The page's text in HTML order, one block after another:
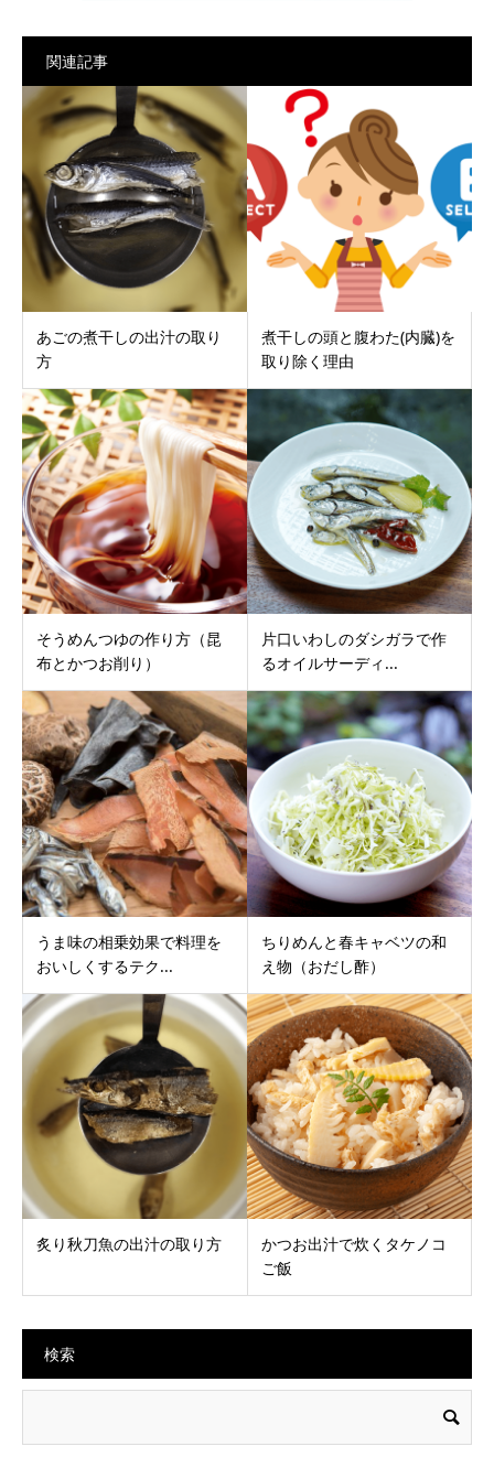
関連記事
あごの煮干しの出汁の取り
方
煮干しの頭と腹わた(内臓)を
取り除く理由
そうめんつゆの作り方（昆
布とかつお削り）
片口いわしのダシガラで作
るオイルサーディ...
うま味の相乗効果で料理を
おいしくするテク...
ちりめんと春キャベツの和
え物（おだし酢）
炙り秋刀魚の出汁の取り方
かつお出汁で炊くタケノコ
ご飯
検索